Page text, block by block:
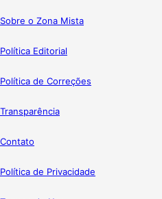
Sobre o Zona Mista
Política Editorial
Política de Correções
Transparência
Contato
Política de Privacidade